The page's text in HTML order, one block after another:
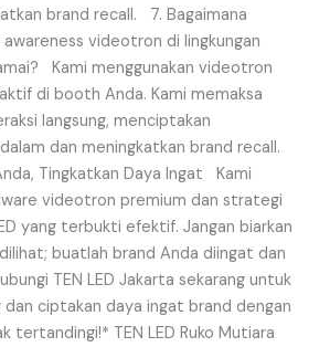
brand recall. 7. Bagaimana
videotron di lingkungan
Kami menggunakan videotron
di booth Anda. Kami memaksa
langsung, menciptakan
dan meningkatkan brand recall.
Tingkatkan Daya Ingat Kami
videotron premium dan strategi
yang terbukti efektif. Jangan biarkan
buatlah brand Anda diingat dan
TEN LED Jakarta sekarang untuk
dan ciptakan daya ingat brand dengan
tertandingi!* TEN LED Ruko Mutiara